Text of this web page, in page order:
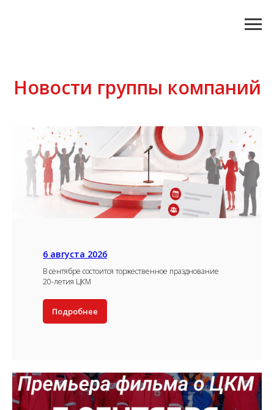
Новости группы компаний
6 августа 2026
В сентябре состоится торжественное празднование
20-летия ЦКМ
Подробнее